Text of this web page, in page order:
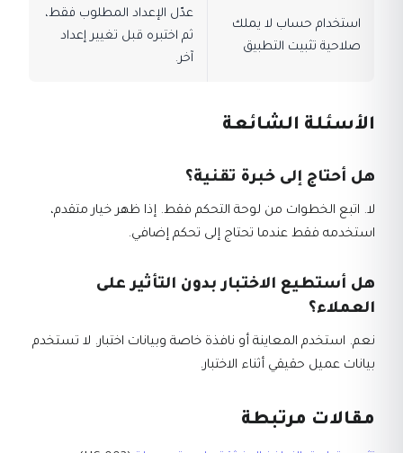
استخدام حساب لا يملك
صلاحية تثبيت التطبيق
عدّل الإعداد المطلوب فقط،
ثم اختبره قبل تغيير إعداد
آخر.
الأسئلة الشائعة
هل أحتاج إلى خبرة تقنية؟
لا. اتبع الخطوات من لوحة التحكم فقط. إذا ظهر خيار متقدم،
استخدمه فقط عندما تحتاج إلى تحكم إضافي.
هل أستطيع الاختبار بدون التأثير على
العملاء؟
نعم. استخدم المعاينة أو نافذة خاصة وبيانات اختبار. لا تستخدم
بيانات عميل حقيقي أثناء الاختبار.
مقالات مرتبطة